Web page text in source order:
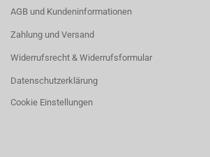
AGB und Kundeninformationen
Zahlung und Versand
Widerrufsrecht & Widerrufsformular
Datenschutzerklärung
Cookie Einstellungen